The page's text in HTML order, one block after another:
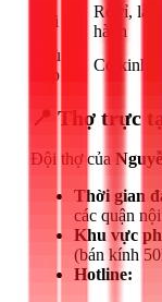
Rủi ro
Rò rỉ, lắp
hành
Phù
hợp
Có kinh
📍 Thợ trực
Đội thợ của
Thời gian
các quận
Khu vực
(bán kính
Hotline: